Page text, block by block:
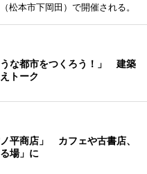
松本市下岡田）で開催される。
な都市をつくろう！」 建築
トーク
平商店」 カフェや古書店、
場」に